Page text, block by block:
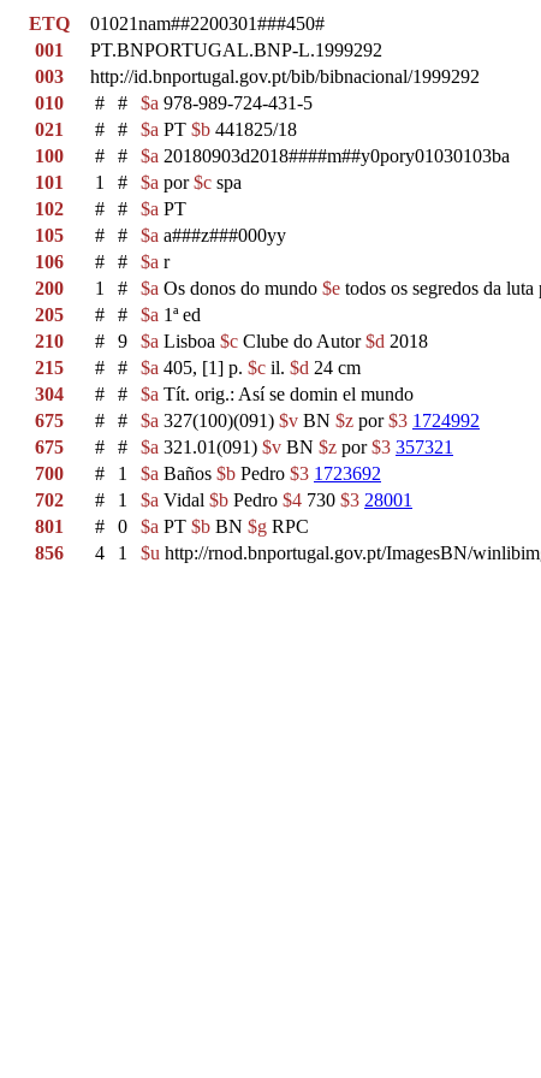
ETQ
01021nam##2200301###450#
001
PT.BNPORTUGAL.BNP-L.1999292
003
http://id.bnportugal.gov.pt/bib/bibnacional/1999292
010
# # $a 978-989-724-431-5
021
# # $a PT $b 441825/18
100
# # $a 20180903d2018####m##y0pory01030103ba
101
1 # $a por$c spa
102
# # $a PT
105
# # $a a###z###000yy
106
# # $a r
200
1 # $a Os donos do mundo $e todos os segredos da
205
# # $a 1ª ed
210
# 9 $a Lisboa $c Clube do Autor$d 2018
215
# # $a 405, [1] p. $c il. $d 24 cm
304
# # $a Tít. orig.: Así se domin el mundo
675
# # $a 327(100)(091) $v BN $z por$3 1724992
675
# # $a 321.01(091) $v BN $z por$3 357321
700
# 1 $a Baños $b Pedro $3 1723692
702
# 1 $a Vidal $b Pedro $4 730 $3 28001
801
# 0 $a PT $b BN $g RPC
856
4 1 $u http://rnod.bnportugal.gov.pt/ImagesBN/